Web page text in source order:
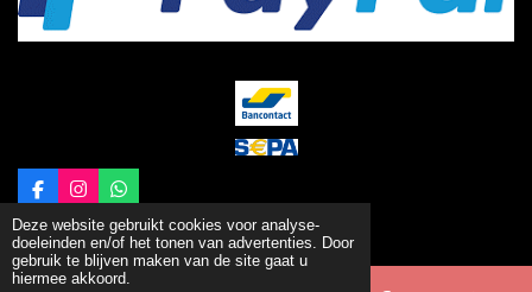
Deze website gebruikt cookies voor analyse-
doeleinden en/of het tonen van advertenties. Door
gebruik te blijven maken van de site gaat u
hiermee akkoord.
F
c
e
b
o
I
s
t
a
g
W
a
t
s
A
© 2018 - 2026 Zoet & Smaakvol